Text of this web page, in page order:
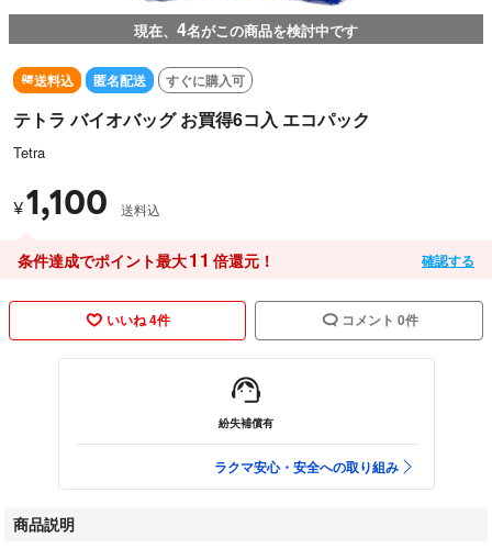
現在、 4名がこの商品を検討中です
送料込 匿名配送 すぐに購入可
テトラ バイオバッグ お買得6コ入 エコパック
Tetra
¥1,100 送料込
条件達成でポイント最大11 倍還元！ 確認する
いいね 4件 コメント 0件
紛失補償有
ラクマ安心・安全への取り組み
商品説明